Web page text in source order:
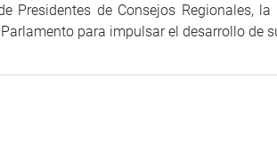
Presidentes de Consejos Regionales,
para impulsar el desarrollo de